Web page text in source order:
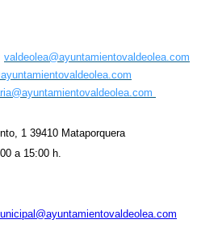
valdeolea@ayuntamientovaldeolea.com
1 39410 Mataporquera
a 15:00 h.